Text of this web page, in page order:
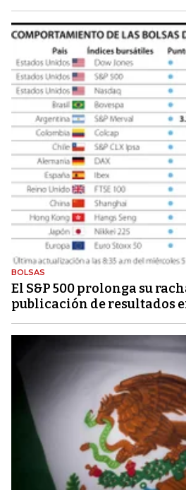
BOLSAS
El S&P 500 prolonga su
publicación de resultados